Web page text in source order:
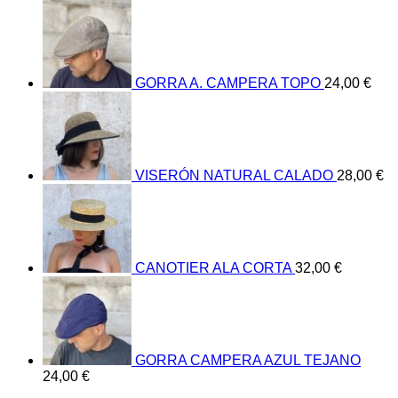
GORRA A. CAMPERA TOPO 24,00 €
VISERÓN NATURAL CALADO 28,00 €
CANOTIER ALA CORTA 32,00 €
GORRA CAMPERA AZUL TEJANO
24,00 €